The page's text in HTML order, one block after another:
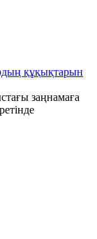
құқықтарын
заңнамаға